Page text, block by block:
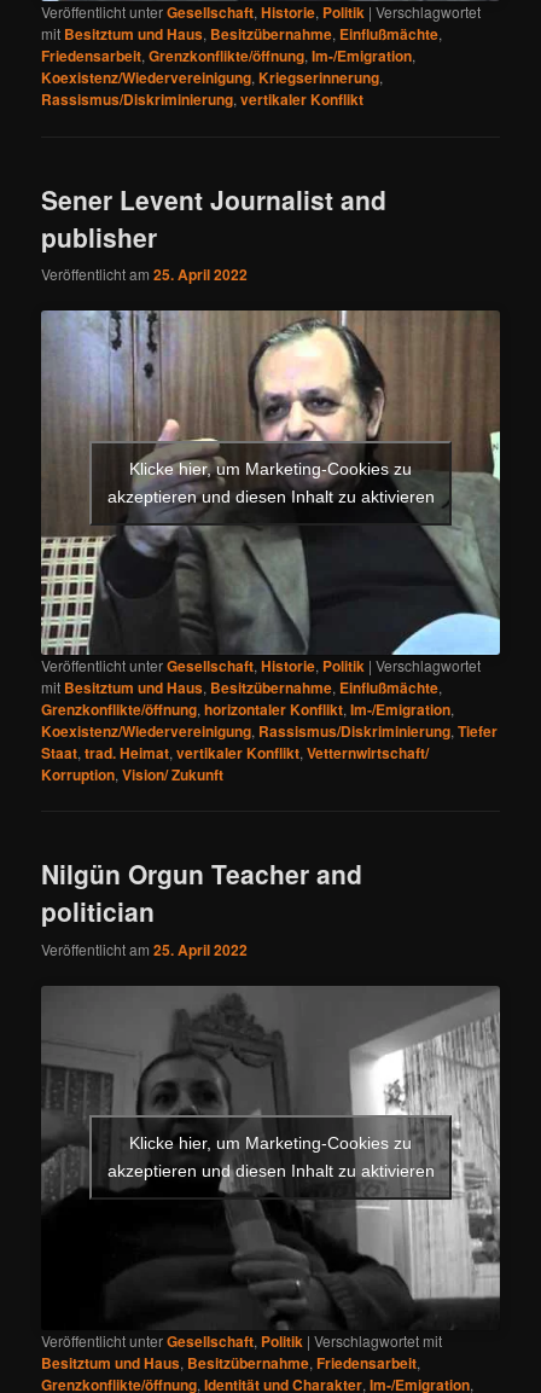
Veröffentlicht unterGesellschaft,Historie, Politik |Verschlagwortet
mit Besitztum und Haus, Besitzübernahme, Einflußmächte,
Friedensarbeit,Grenzkonflikte/öffnung,Im-/Emigration,
Koexistenz/Wiedervereinigung,Kriegserinnerung,
Rassismus/Diskriminierung,vertikaler Konflikt
Sener Levent Journalist and
publisher
Veröffentlicht am25. April 2022
Klicke hier, um Marketing-Cookies zu
akzeptieren und diesen Inhalt zu aktivieren
Veröffentlicht unterGesellschaft,Historie, Politik |Verschlagwortet
mit Besitztum und Haus, Besitzübernahme, Einflußmächte,
Grenzkonflikte/öffnung,horizontaler Konflikt,Im-/Emigration,
Koexistenz/Wiedervereinigung, Rassismus/Diskriminierung,Tiefer
Staat,trad. Heimat,vertikaler Konflikt,Vetternwirtschaft/
Korruption,Vision/ Zukunft
Nilgün Orgun Teacher and
politician
Veröffentlicht am25. April 2022
Klicke hier, um Marketing-Cookies zu
akzeptieren und diesen Inhalt zu aktivieren
Veröffentlicht unterGesellschaft, Politik |Verschlagwortet mit
Besitztum und Haus, Besitzübernahme,Friedensarbeit,
Grenzkonflikte/öffnung,Identität und Charakter,Im-/Emigration,